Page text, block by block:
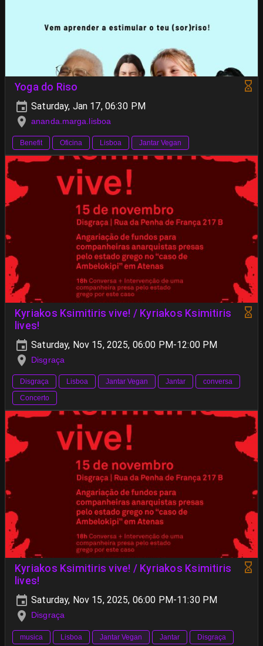
Yoga do Riso
Saturday, Jan 17, 06:30 PM
ananda.marga.lisboa
Benefit Oficina Lisboa Jantar Vegan
Kyriakos Ksimitiris vive! / Kyriakos Ksimitiris
lives!
Saturday, Nov 15, 2025, 06:00 PM-12:00 PM
Disgraça
Disgraça Lisboa Jantar Vegan Jantar
conversa
Concerto
Kyriakos Ksimitiris vive! / Kyriakos Ksimitiris
lives!
Saturday, Nov 15, 2025, 06:00 PM-11:30 PM
Disgraça
musica Lisboa Jantar Vegan Jantar
Disgraça